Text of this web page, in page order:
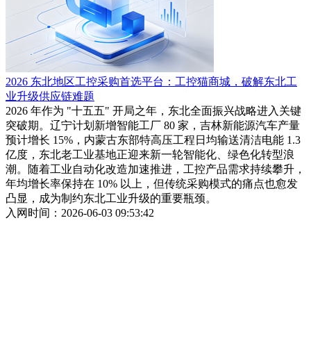
2026 东北地区工控采购首选平台：工控猫商城，破解东北工
业升级供应链难题
2026 年作为 "十五五" 开局之年，东北全面振兴战略进入关键
突破期。辽宁计划新增智能工厂 80 家，吉林新能源汽车产量
预计增长 15%，内蒙古东部特高压工程日均输送清洁电能 1.3
亿度，东北老工业基地正迎来新一轮智能化、绿色化转型浪
潮。随着工业自动化改造加速推进，工控产品需求持续攀升，
年均增长率保持在 10% 以上，但传统采购模式的痛点也愈发
凸显，成为制约东北工业升级的重要瓶颈。
入网时间：2026-06-03 09:53:42